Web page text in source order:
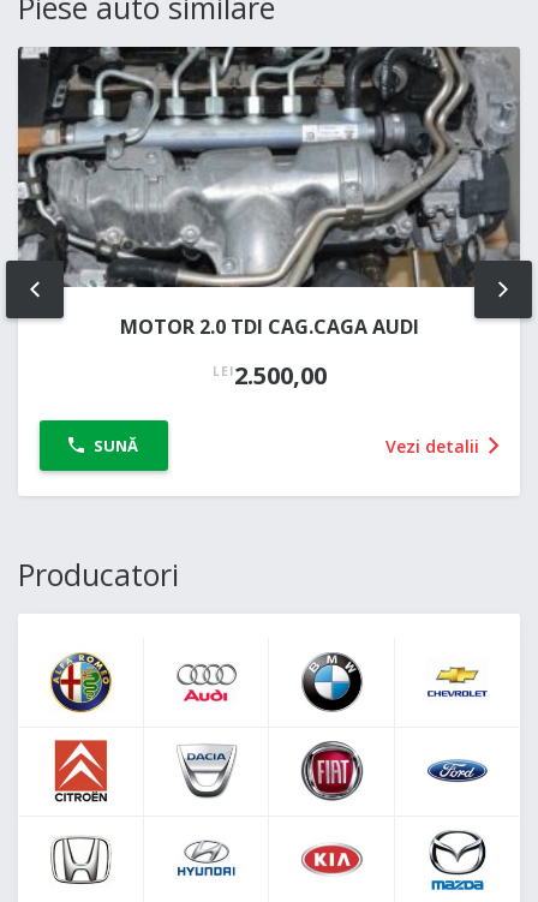
MOTOR 2.0 TDI CAG.CAGA AUDI
LEI2.500,00
SUNĂ Vezi detalii
PREV
Producatori